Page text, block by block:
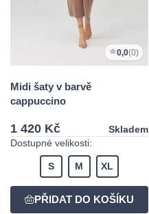
0,0(0)
Midi šaty v barvě
cappuccino
1 420 Kč
Skladem
Dostupné velikosti:
S M XL